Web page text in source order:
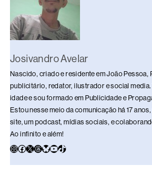
Josivandro Avelar
Nascido, criado e residente em João Pessoa,
publicitário, redator, ilustrador e social media.
idade e sou formado em Publicidade e
Estou nesse meio da comunicação há 17
site, um podcast, mídias sociais, e
Ao infinito e além!